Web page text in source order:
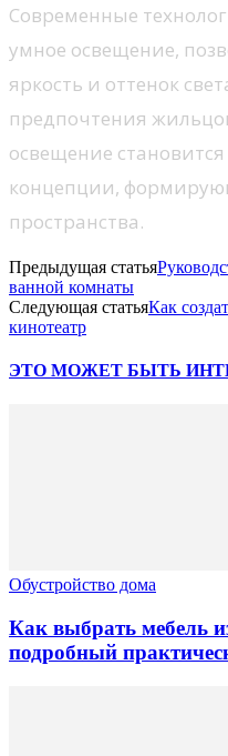
Современные
умное освещение,
яркость и оттенок
предпочтения
освещение
концепции,
пространства.
Предыдущая статья
ванной комнаты
Следующая статьяКак
кинотеатр
ЭТО МОЖЕТ БЫТЬ
Обустройство дома
Как выбрать мебель
подробный